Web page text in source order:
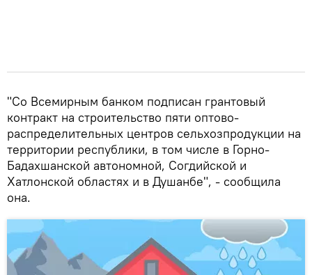
"Со Всемирным банком подписан грантовый
контракт на строительство пяти оптово-
распределительных центров сельхозпродукции на
территории республики, в том числе в Горно-
Бадахшанской автономной, Согдийской и
Хатлонской областях и в Душанбе", - сообщила
она.